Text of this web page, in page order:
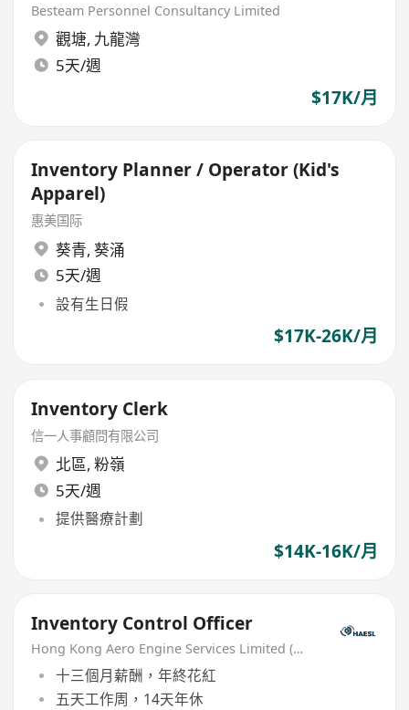
Besteam Personnel Consultancy Limited
觀塘, 九龍灣
5天/週
$17K/月
Inventory Planner / Operator (Kid's
Apparel)
惠美国际
葵青, 葵涌
5天/週
設有生日假
$17K-26K/月
Inventory Clerk
信一人事顧問有限公司
北區, 粉嶺
5天/週
提供醫療計劃
$14K-16K/月
Inventory Control Officer
Hong Kong Aero Engine Services Limited (HAESL)
十三個月薪酬，年終花紅
五天工作周，14天年休